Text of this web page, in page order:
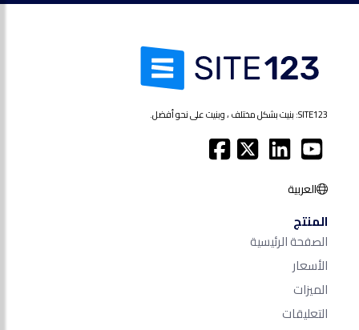
SITE123: بنيت بشكل مختلف ، وبنيت على نحو أفضل.
العربية
المنتج
الصفحة الرئيسية
الأسعار
الميزات
التعليقات